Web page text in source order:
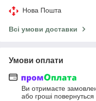
Нова Пошта
Всі умови доставки
Умови оплати
Ви отримаєте
або гроші